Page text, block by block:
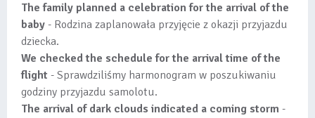
The family planned a celebration for the arrival of the
baby - Rodzina zaplanowała przyjęcie z okazji przyjazdu
dziecka.
We checked the schedule for the arrival time of the
flight - Sprawdziliśmy harmonogram w poszukiwaniu
godziny przyjazdu samolotu.
The arrival of dark clouds indicated a coming storm -